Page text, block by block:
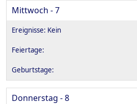
Mittwoch - 7
Donnerstag - 8